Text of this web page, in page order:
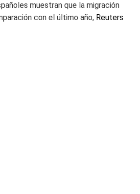
muestran que la migración
con el último año, Reuters